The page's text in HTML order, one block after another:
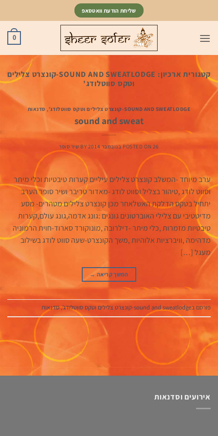
שליחת הודעת וואטסאפ
0
קטגורית ארכיון:
SOUND AND SWEATLODGE-קונצרט צלילים
וטקס סווטלודג'
SOUND AND SWEATLODGE-קונצרט צלילים וטקס סווטלודג' , סדנאות
sound and sweat
POSTED ON 26 בנובמבר 2014 BY שיר סופר
ערב מיוחד -המשלב קונצרט צלילים עיליים קערות טיבטיות וכלי מיתר
וסווט לודג ,טיהור בצליל וסווט לודג -מאדור טריבר ושיר סופר הערב
יתחיל בטקס הדלקת האשלאחר מכן קונצרט צלילים מטהרים- מסע
מדיטטיבי עם צלילי האוברטונים גונגים :גונג אדמה,גונג עולם,קערות
טיבטיות מזמרות ,כלי מיתר -דילרובה ,מונוקורד סארוד-חוית הרמוניה
מדהימה ,וויברציות אלוהיות ,משך הקונצרט-שעה סווט לודג בשילוב
מעגל […]
המשך קריאה →
פורסם בsound and sweatlodge-קונצרט צלילים וטקס סווטלודג' ,סדנאות
אירועים וסדנאות